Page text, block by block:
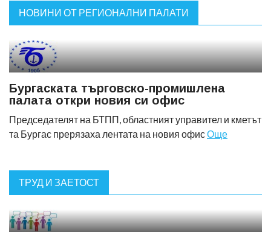
НОВИНИ ОТ РЕГИОНАЛНИ ПАЛАТИ
Бургаската търговско-промишлена
палата откри новия си офис
Председателят на БТПП, областният управител и кметът
та Бургас прерязаха лентата на новия офисОще
ТРУД И ЗАЕТОСТ